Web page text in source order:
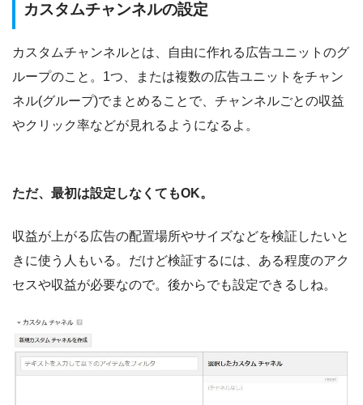
カスタムチャンネルの設定
カスタムチャンネルとは、自由に作れる広告ユニットのグ
ループのこと。1つ、または複数の広告ユニットをチャン
ネル(グループ)でまとめることで、チャンネルごとの収益
やクリック率などが見れるようになるよ。
ただ、最初は設定しなくてもOK。
収益が上がる広告の配置場所やサイズなどを検証したいと
きに使う人もいる。だけど検証するには、ある程度のアク
セスや収益が必要なので。後からでも設定できるしね。